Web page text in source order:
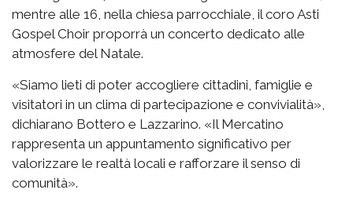
mentre alle 16, nella chiesa parrocchiale, il coro Asti
Gospel Choir proporrà un concerto dedicato alle
atmosfere del Natale.
«Siamo lieti di poter accogliere cittadini, famiglie e
visitatori in un clima di partecipazione e convivialità»,
dichiarano Bottero e Lazzarino. «Il Mercatino
rappresenta un appuntamento significativo per
valorizzare le realtà locali e rafforzare il senso di
comunità».